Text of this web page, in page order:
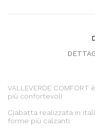
VALLEVERDE
più confortevoli
Ciabatta realizzata in
forme più calzanti